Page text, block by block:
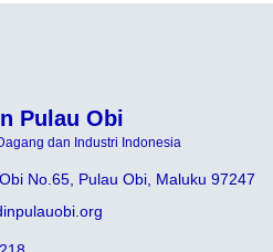
Pulau Obi
dan Industri Indonesia
No.65, Pulau Obi, Maluku 97247